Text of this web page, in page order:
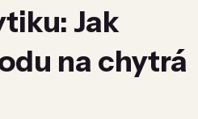
Jak
na chytrá